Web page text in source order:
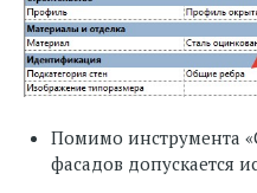
Помимо инструмента
фасадов допускается